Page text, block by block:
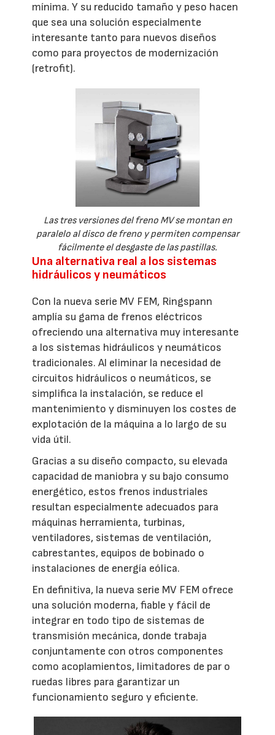
mínima. Y su reducido tamaño y peso hacen
que sea una solución especialmente
interesante tanto para nuevos diseños
como para proyectos de modernización
(retrofit).
Las tres versiones del freno MV se montan en
paralelo al disco de freno y permiten compensar
fácilmente el desgaste de las pastillas.
Una alternativa real a los sistemas
hidráulicos y neumáticos
Con la nueva serie MV FEM, Ringspann
amplía su gama de frenos eléctricos
ofreciendo una alternativa muy interesante
a los sistemas hidráulicos y neumáticos
tradicionales. Al eliminar la necesidad de
circuitos hidráulicos o neumáticos, se
simplifica la instalación, se reduce el
mantenimiento y disminuyen los costes de
explotación de la máquina a lo largo de su
vida útil.
Gracias a su diseño compacto, su elevada
capacidad de maniobra y su bajo consumo
energético, estos frenos industriales
resultan especialmente adecuados para
máquinas herramienta, turbinas,
ventiladores, sistemas de ventilación,
cabrestantes, equipos de bobinado o
instalaciones de energía eólica.
En definitiva, la nueva serie MV FEM ofrece
una solución moderna, fiable y fácil de
integrar en todo tipo de sistemas de
transmisión mecánica, donde trabaja
conjuntamente con otros componentes
como acoplamientos, limitadores de par o
ruedas libres para garantizar un
funcionamiento seguro y eficiente.